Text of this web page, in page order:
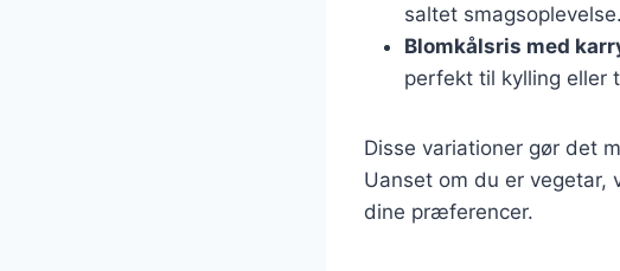
saltet smagsoplevelse.
Blomkålsris med
perfekt til kylling eller
Disse variationer gør det
Uanset om du er vegetar,
dine præferencer.